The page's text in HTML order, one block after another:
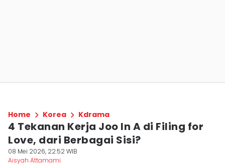
Home Korea Kdrama
4 Tekanan Kerja Joo In A di Filing for
Love, dari Berbagai Sisi?
08 Mei 2026, 22:52 WIB
Aisyah Attamami